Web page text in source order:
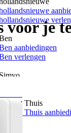
aanbiedingen
verlengen
Simyo
Budget Thuis
Budget Thuis
voor je